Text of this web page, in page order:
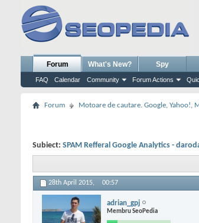
Forum
FAQ Calendar Community Forum Actions
What's New? Spy
Forum Motoare de cautare. Google, Yahoo!,
Subiect: SPAM Refferal Google Analytics -
28th April 2015, 00:57
adrian_gpj
Membru SeoPedia